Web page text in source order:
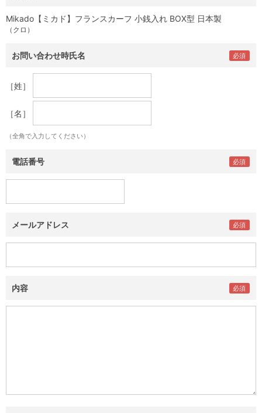
Mikado【ミカド】フランスカーフ 小銭入れ BOX型 日本製
（クロ）
お問い合わせ時氏名
［姓］
［名］
（全角で入力してください）
電話番号
メールアドレス
内容